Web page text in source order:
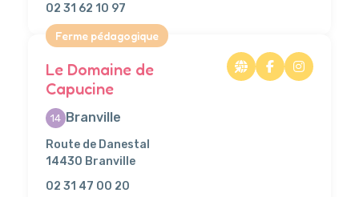
02 31 62 10 97
Ferme pédagogique
Le Domaine de
Capucine
14 Branville
Route de Danestal
14430 Branville
02 31 47 00 20